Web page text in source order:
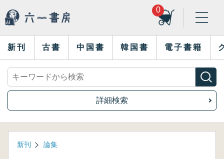
0
新刊 古書 中国書 韓国書 電子書籍
詳細検索
新刊 論集